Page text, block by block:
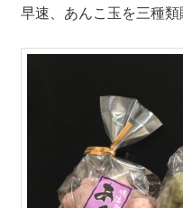
早速、あんこ玉を三種類